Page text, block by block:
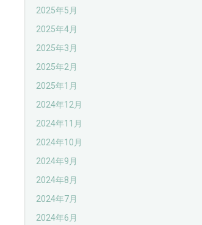
2025年5月
2025年4月
2025年3月
2025年2月
2025年1月
2024年12月
2024年11月
2024年10月
2024年9月
2024年8月
2024年7月
2024年6月